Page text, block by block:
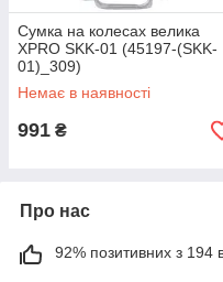
Сумка на колесах велика
XPRO SKK-01 (45197-(SKK-
01)_309)
Немає в наявності
991 ₴
Про нас
92% позитивних з 194